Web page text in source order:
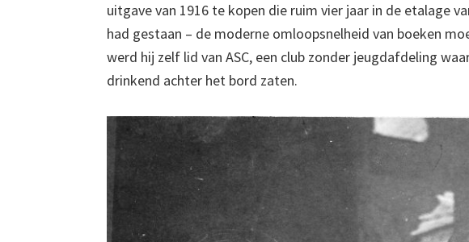
uitgave van 1916 te kopen die ruim vier jaar in de etalage
had gestaan – de moderne omloopsnelheid van boeken
werd hij zelf lid van ASC, een club zonder jeugdafdeling
drinkend achter het bord zaten.